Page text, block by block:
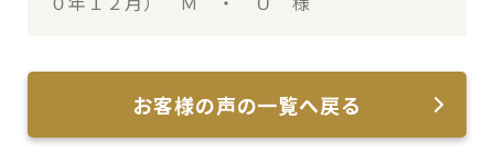
お客様の声の一覧へ戻る